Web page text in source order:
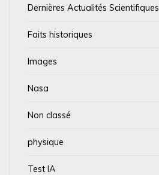
Dernières Actualités Scientifiques
Faits historiques
Images
Nasa
Non classé
physique
Test IA